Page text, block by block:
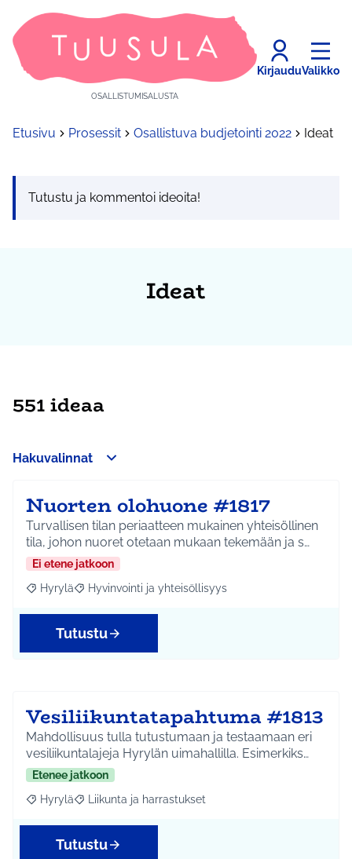
OSALLISTUMISALUSTA
KirjauduValikko
Etusivu Prosessit Osallistuva budjetointi 2022 Ideat
Tutustu ja kommentoi ideoita!
Ideat
551 ideaa
Hakuvalinnat
Nuorten olohuone #1817
Turvallisen tilan periaatteen mukainen yhteisöllinen
tila, johon nuoret otetaan mukaan tekemään ja s…
Ei etene jatkoon
Rajaa tulokset aihepiirin mukaan: Hyrylä
Hyrylä Rajaa tulokset teeman mukaan: Hyvinvointi ja
Hyvinvointi ja yhteisöllisyys
Tutustu
Vesiliikuntatapahtuma #1813
Mahdollisuus tulla tutustumaan ja testaamaan eri
vesiliikuntalajeja Hyrylän uimahallilla. Esimerkiks…
Etenee jatkoon
Rajaa tulokset aihepiirin mukaan: Hyrylä
Hyrylä Rajaa tulokset teeman mukaan: Liikunta ja
Liikunta ja harrastukset
Tutustu